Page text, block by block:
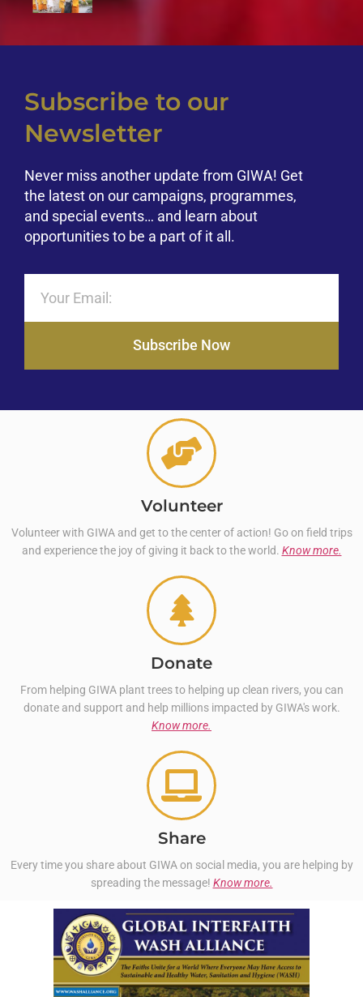
Subscribe to our
Newsletter
Never miss another update from GIWA! Get
the latest on our campaigns, programmes,
and special events… and learn about
opportunities to be a part of it all.
Subscribe Now
Volunteer
Volunteer with GIWA and get to the center of action! Go on field trips
and experience the joy of giving it back to the world. Know more.
Donate
From helping GIWA plant trees to helping up clean rivers, you can
donate and support and help millions impacted by GIWA's work.
Know more.
Share
Every time you share about GIWA on social media, you are helping by
spreading the message! Know more.